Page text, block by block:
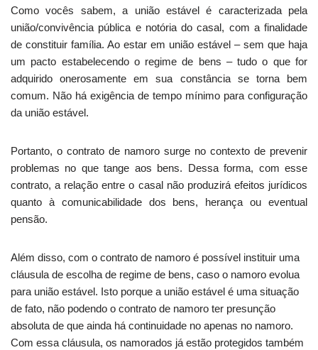
Como vocês sabem, a união estável é caracterizada pela
união/convivência pública e notória do casal, com a finalidade
de constituir família. Ao estar em união estável – sem que haja
um pacto estabelecendo o regime de bens – tudo o que for
adquirido onerosamente em sua constância se torna bem
comum. Não há exigência de tempo mínimo para configuração
da união estável.
Portanto, o contrato de namoro surge no contexto de prevenir
problemas no que tange aos bens. Dessa forma, com esse
contrato, a relação entre o casal não produzirá efeitos jurídicos
quanto à comunicabilidade dos bens, herança ou eventual
pensão.
Além disso, com o contrato de namoro é possível instituir uma
cláusula de escolha de regime de bens, caso o namoro evolua
para união estável. Isto porque a união estável é uma situação
de fato, não podendo o contrato de namoro ter presunção
absoluta de que ainda há continuidade no apenas no namoro.
Com essa cláusula, os namorados já estão protegidos também